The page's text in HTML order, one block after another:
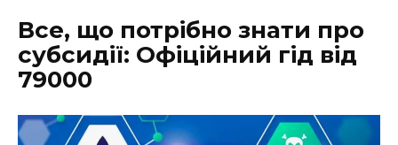
Все, що потрібно знати про
субсидії: Офіційний гід від
79000